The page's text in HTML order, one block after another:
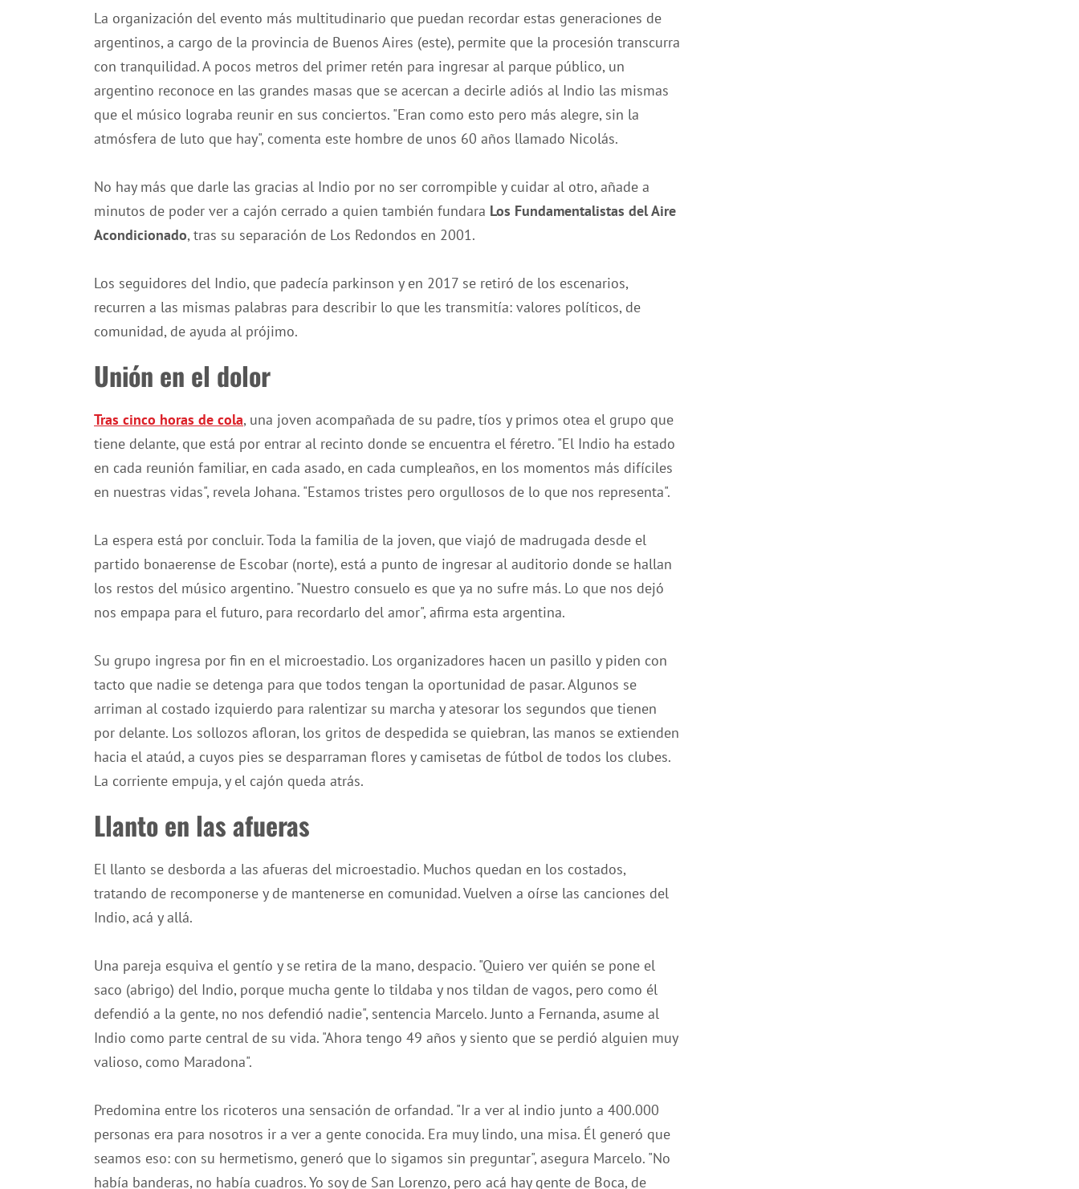
La organización del evento más multitudinario que puedan recordar estas generaciones de
argentinos, a cargo de la provincia de Buenos Aires (este), permite que la procesión transcurra
con tranquilidad. A pocos metros del primer retén para ingresar al parque público, un
argentino reconoce en las grandes masas que se acercan a decirle adiós al Indio las mismas
que el músico lograba reunir en sus conciertos. "Eran como esto pero más alegre, sin la
atmósfera de luto que hay", comenta este hombre de unos 60 años llamado Nicolás.
No hay más que darle las gracias al Indio por no ser corrompible y cuidar al otro, añade a
minutos de poder ver a cajón cerrado a quien también fundara Los Fundamentalistas del Aire
Acondicionado, tras su separación de Los Redondos en 2001.
Los seguidores del Indio, que padecía parkinson y en 2017 se retiró de los escenarios,
recurren a las mismas palabras para describir lo que les transmitía: valores políticos, de
comunidad, de ayuda al prójimo.
Unión en el dolor
Tras cinco horas de cola, una joven acompañada de su padre, tíos y primos otea el grupo que
tiene delante, que está por entrar al recinto donde se encuentra el féretro. "El Indio ha estado
en cada reunión familiar, en cada asado, en cada cumpleaños, en los momentos más difíciles
en nuestras vidas", revela Johana. "Estamos tristes pero orgullosos de lo que nos representa".
La espera está por concluir. Toda la familia de la joven, que viajó de madrugada desde el
partido bonaerense de Escobar (norte), está a punto de ingresar al auditorio donde se hallan
los restos del músico argentino. "Nuestro consuelo es que ya no sufre más. Lo que nos dejó
nos empapa para el futuro, para recordarlo del amor", afirma esta argentina.
Su grupo ingresa por fin en el microestadio. Los organizadores hacen un pasillo y piden con
tacto que nadie se detenga para que todos tengan la oportunidad de pasar. Algunos se
arriman al costado izquierdo para ralentizar su marcha y atesorar los segundos que tienen
por delante. Los sollozos afloran, los gritos de despedida se quiebran, las manos se extienden
hacia el ataúd, a cuyos pies se desparraman flores y camisetas de fútbol de todos los clubes.
La corriente empuja, y el cajón queda atrás.
Llanto en las afueras
El llanto se desborda a las afueras del microestadio. Muchos quedan en los costados,
tratando de recomponerse y de mantenerse en comunidad. Vuelven a oírse las canciones del
Indio, acá y allá.
Una pareja esquiva el gentío y se retira de la mano, despacio. "Quiero ver quién se pone el
saco (abrigo) del Indio, porque mucha gente lo tildaba y nos tildan de vagos, pero como él
defendió a la gente, no nos defendió nadie", sentencia Marcelo. Junto a Fernanda, asume al
Indio como parte central de su vida. "Ahora tengo 49 años y siento que se perdió alguien muy
valioso, como Maradona".
Predomina entre los ricoteros una sensación de orfandad. "Ir a ver al indio junto a 400.000
personas era para nosotros ir a ver a gente conocida. Era muy lindo, una misa. Él generó que
seamos eso: con su hermetismo, generó que lo sigamos sin preguntar", asegura Marcelo. "No
había banderas, no había cuadros. Yo soy de San Lorenzo, pero acá hay gente de Boca, de